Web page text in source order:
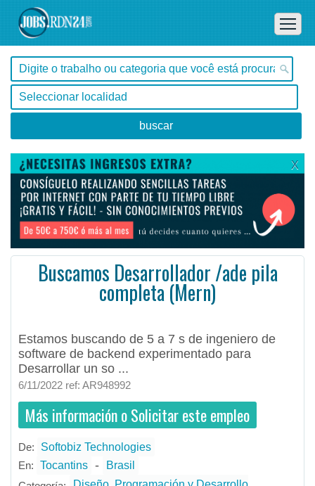
X
Buscamos Desarrollador /ade pila
completa (Mern)
Estamos buscando de 5 a 7 s de ingeniero de
software de backend experimentado para
Desarrollar un so ...
6/11/2022 ref: AR948992
Más información o Solicitar este empleo
De: Softobiz Technologies
En: Tocantins -
Brasil